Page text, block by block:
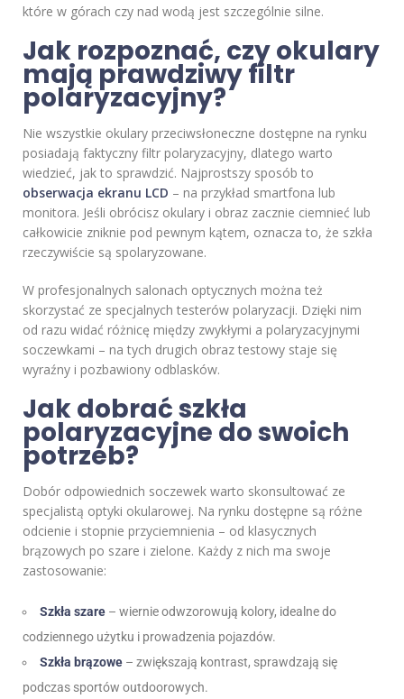
które w górach czy nad wodą jest szczególnie silne.
Jak rozpoznać, czy okulary
mają prawdziwy filtr
polaryzacyjny?
Nie wszystkie okulary przeciwsłoneczne dostępne na rynku
posiadają faktyczny filtr polaryzacyjny, dlatego warto
wiedzieć, jak to sprawdzić. Najprostszy sposób to
obserwacja ekranu LCD – na przykład smartfona lub
monitora. Jeśli obrócisz okulary i obraz zacznie ciemnieć lub
całkowicie zniknie pod pewnym kątem, oznacza to, że szkła
rzeczywiście są spolaryzowane.
W profesjonalnych salonach optycznych można też
skorzystać ze specjalnych testerów polaryzacji. Dzięki nim
od razu widać różnicę między zwykłymi a polaryzacyjnymi
soczewkami – na tych drugich obraz testowy staje się
wyraźny i pozbawiony odblasków.
Jak dobrać szkła
polaryzacyjne do swoich
potrzeb?
Dobór odpowiednich soczewek warto skonsultować ze
specjalistą optyki okularowej. Na rynku dostępne są różne
odcienie i stopnie przyciemnienia – od klasycznych
brązowych po szare i zielone. Każdy z nich ma swoje
zastosowanie:
Szkła szare – wiernie odwzorowują kolory, idealne do
codziennego użytku i prowadzenia pojazdów.
Szkła brązowe – zwiększają kontrast, sprawdzają się
podczas sportów outdoorowych.